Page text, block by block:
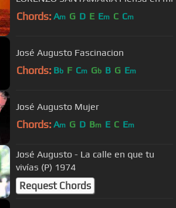
Chords: Am G D E Em C Cm
José Augusto Fascinacion
Chords: Bb F Cm Gb B G Em
José Augusto Mujer
Chords: Am G D Bm E C Em
José Augusto - La calle en que tu
vivías (P) 1974
Request Chords